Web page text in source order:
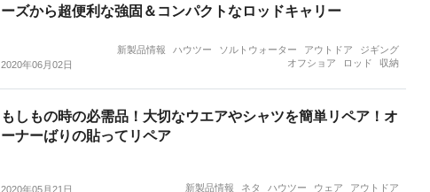
ーズから超便利な強固＆コンパクトなロッドキャリー
2020年06月02日
新製品情報 ハウツー ソルトウォーター アウトドア
ジギング
オフショア
ロッド 収納
もしもの時の必需品！大切なウエアやシャツを簡単リペア！オ
ーナーばりの貼ってリペア
2020年05月21日 新製品情報 ネタ ハウツー ウェア アウトドア